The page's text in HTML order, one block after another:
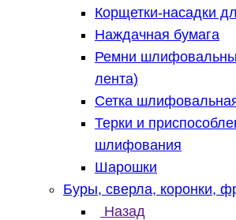
Корщетки-насадки
Наждачная бумага
Ремни
лента)
Сетка
Терки и
шлифования
Шарошки
Буры, сверла, коронки,
Назад